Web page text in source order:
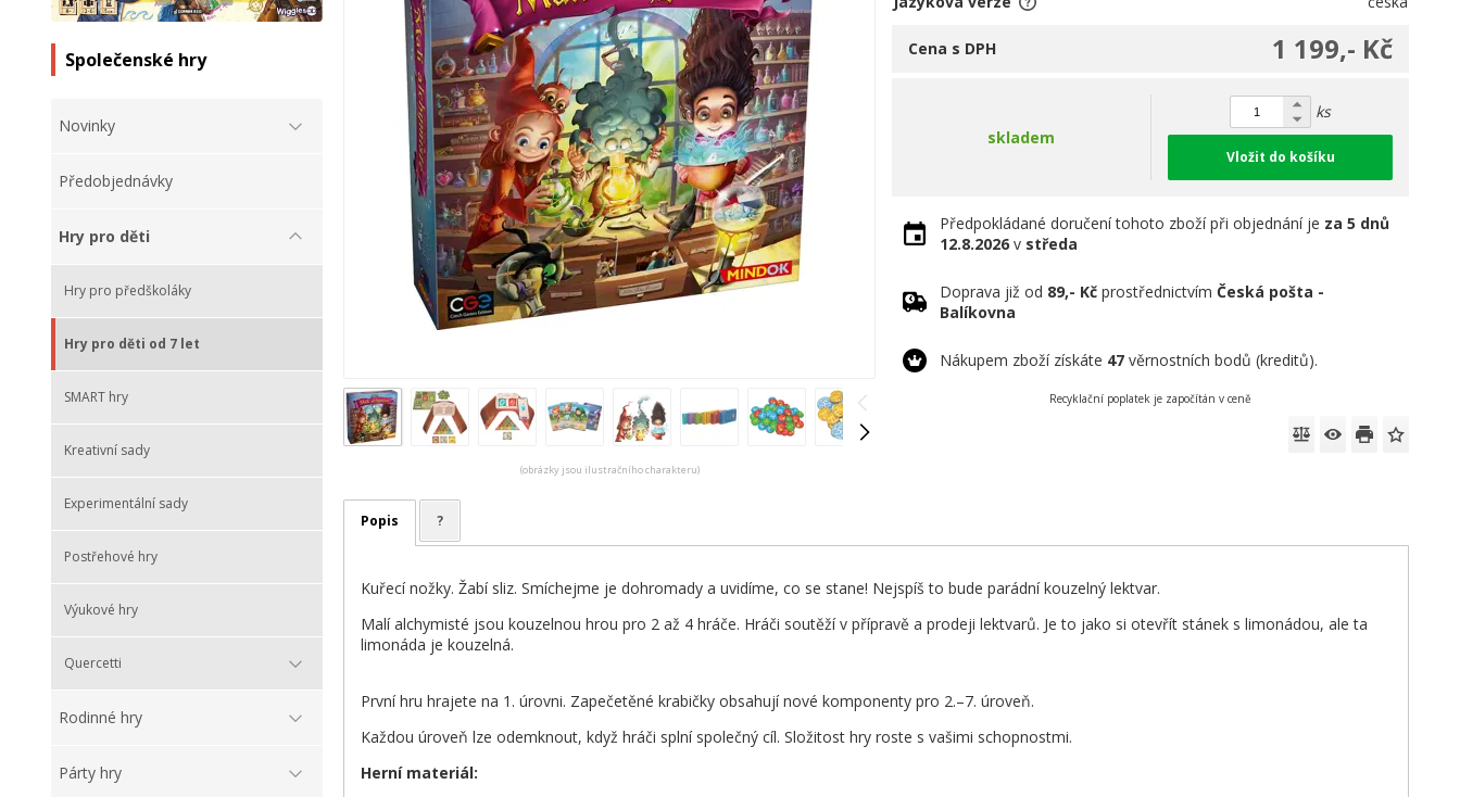
Společenské hry
Novinky
Předobjednávky
Hry pro děti
Hry pro předškoláky
Hry pro děti od 7 let
SMART hry
Kreativní sady
Experimentální sady
Postřehové hry
Výukové hry
Quercetti
Rodinné hry
Párty hry
(obrázky jsou ilustračního charakteru)
1 199,- Kč
Cena s DPH
skladem
ks
Vložit do košíku
Předpokládané doručení tohoto zboží při objednání je za 5 dnů
12.8.2026 v středa
Doprava již od 89,- Kč prostřednictvímČeská pošta -
Balíkovna
Nákupem zboží získáte 47 věrnostních bodů (kreditů).
Recyklační poplatek je započítán v ceně
Popis ?
Kuřecí nožky. Žabí sliz. Smíchejme je dohromady a uvidíme, co se stane! Nejspíš to bude parádní kouzelný lektvar.
Malí alchymisté jsou kouzelnou hrou pro 2 až 4 hráče. Hráči soutěží v přípravě a prodeji lektvarů. Je to jako si otevřít stánek s limonádou, ale ta
limonáda je kouzelná.
První hru hrajete na 1. úrovni. Zapečetěné krabičky obsahují nové komponenty pro 2.–7. úroveň.
Každou úroveň lze odemknout, když hráči splní společný cíl. Složitost hry roste s vašimi schopnostmi.
Herní materiál: